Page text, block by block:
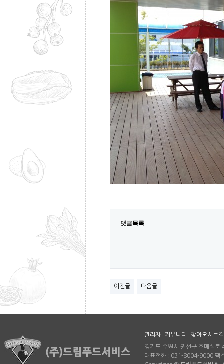
댓글목록
이전글 다음글
관리자 커뮤니티
찾아오시는길
경기도 수원시 권선구 호매실
대표전화 : 031-8004-9000